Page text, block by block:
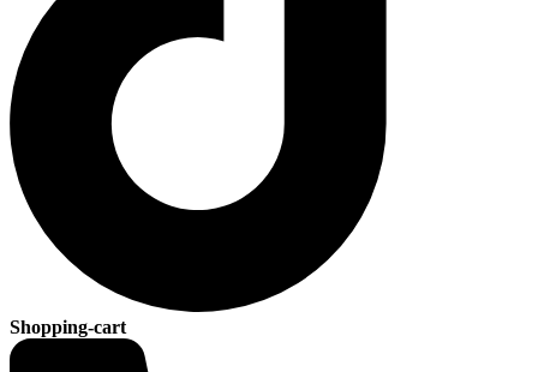
Shopping-cart